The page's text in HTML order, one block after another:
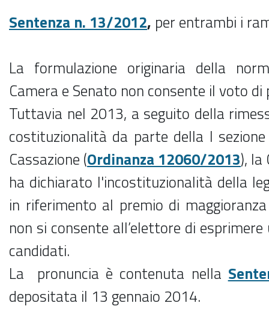
Sentenza n. 13/2012, per entrambi i
La formulazione originaria della
Camera e Senato non consente il voto di
Tuttavia nel 2013, a seguito della
costituzionalità da parte della I
Cassazione (Ordinanza 12060/2013), la
ha dichiarato l'incostituzionalità della
in riferimento al premio di
non si consente all’elettore di
candidati.
La pronuncia è contenuta nella
depositata il 13 gennaio 2014.